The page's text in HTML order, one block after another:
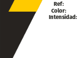
Ref:
Color:
Intensidad: